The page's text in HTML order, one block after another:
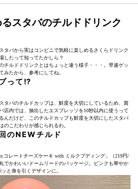
スタバのチルドドリンク
タバから実はコンビニで気軽に楽しめるさくらドリンク
したって知ってたかしら？
チルドドリンクとはちょっと違う様子・・・。早速ゲッ
みたから、参考にしてね。
って⁉︎
タバのチルドカップは、鮮度を大切にしているため、賞
店内では、抽出したエスプレッソを10秒以内に使うって
んだけど、このチルドカップも鮮度を大切にしたスタバ
のこだわりが感じられるわ。
のNEWチルド
コレートチーズケーキ with ミルクプディング」（219円/
でかわいいドームリードのパッケージ。ピンクも華やか
ッと身を引くデザインに。